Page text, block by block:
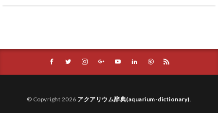
© Copyright 2026 アクアリウム辞典(aquarium-dictionary)